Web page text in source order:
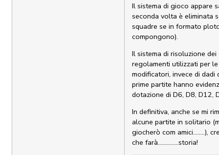
Il sistema di gioco appare
seconda volta è eliminata
squadre se in formato
compongono).
Il sistema di risoluzione
regolamenti utilizzati per
modificatori, invece di dadi
prime partite hanno
dotazione di D6, D8, D12,
In definitiva, anche se mi
alcune partite in solitario
giocherò com amici……..),
che farà…………..storia!